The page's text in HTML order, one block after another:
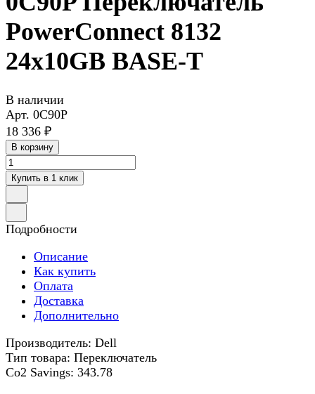
PowerConnect 8132
24x10GB BASE-T
В наличии
Арт. 0C90P
18 336 ₽
В корзину
Купить в 1 клик
Подробности
Описание
Как купить
Оплата
Доставка
Дополнительно
Производитель: Dell
Тип товара: Переключатель
Co2 Savings: 343.78